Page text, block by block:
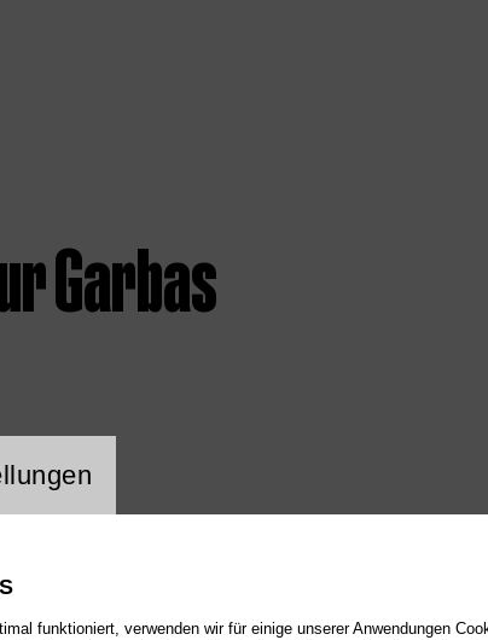
Garbas
Cookie
funktioniert, verwenden wir für einige unserer Anwendungen